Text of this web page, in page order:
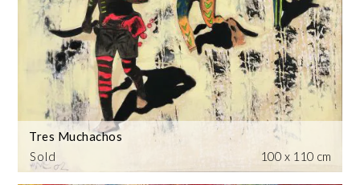
Sold
Tres Muchachos
100 x 110 cm